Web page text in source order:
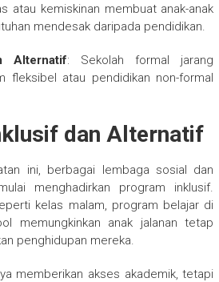
atau kemiskinan membuat anak-anak
mendesak daripada pendidikan.
Alternatif: Sekolah formal jarang
fleksibel atau pendidikan non-formal
dan Alternatif
ini, berbagai lembaga sosial dan
menghadirkan program inklusif.
kelas malam, program belajar di
memungkinkan anak jalanan tetap
penghidupan mereka.
memberikan akses akademik, tetapi